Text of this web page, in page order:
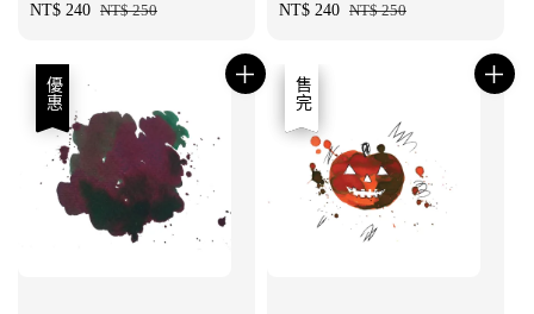
Sale
NT$ 240 Regular
NT$ 250
Sale
NT$ 240 Regular
NT$ 250
優惠 優惠
售完